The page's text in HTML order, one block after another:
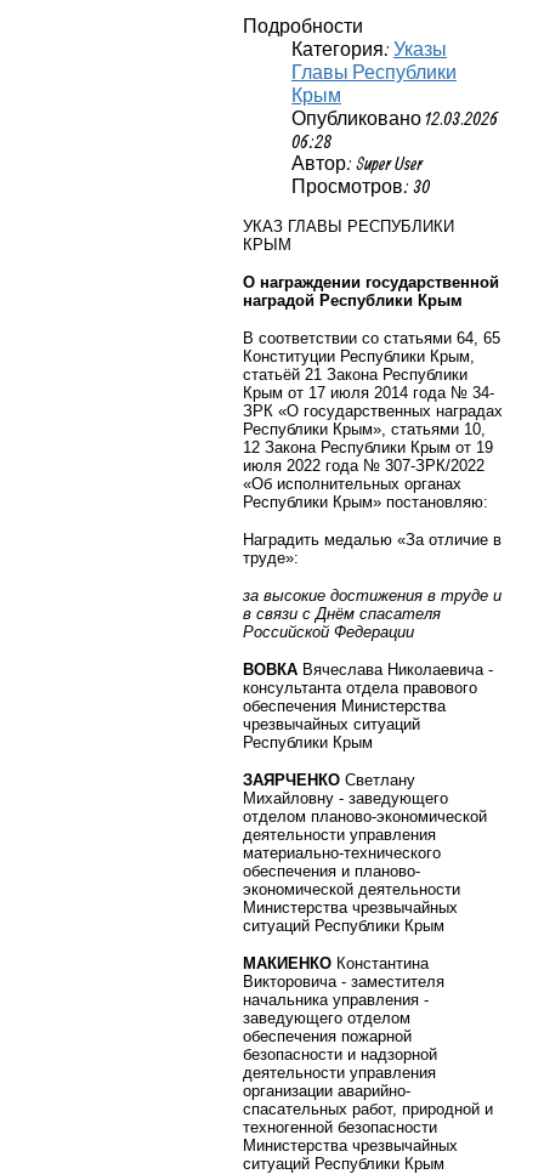
Подробности
Категория: Указы
Главы Республики
Крым
Опубликовано 12.03.2026
06:28
Автор: Super User
Просмотров: 30
УКАЗ ГЛАВЫ РЕСПУБЛИКИ
КРЫМ
О награждении государственной
наградой Республики Крым
В соответствии со статьями 64, 65
Конституции Республики Крым,
статьёй 21 Закона Республики
Крым от 17 июля 2014 года № 34-
ЗРК «О государственных наградах
Республики Крым», статьями 10,
12 Закона Республики Крым от 19
июля 2022 года № 307-ЗРК/2022
«Об исполнительных органах
Республики Крым» постановляю:
Наградить медалью «За отличие в
труде»:
за высокие достижения в труде и
в связи с Днём спасателя
Российской Федерации
ВОВКА Вячеслава Николаевича -
консультанта отдела правового
обеспечения Министерства
чрезвычайных ситуаций
Республики Крым
ЗАЯРЧЕНКО Светлану
Михайловну - заведующего
отделом планово-экономической
деятельности управления
материально-технического
обеспечения и планово-
экономической деятельности
Министерства чрезвычайных
ситуаций Республики Крым
МАКИЕНКО Константина
Викторовича - заместителя
начальника управления -
заведующего отделом
обеспечения пожарной
безопасности и надзорной
деятельности управления
организации аварийно-
спасательных работ, природной и
техногенной безопасности
Министерства чрезвычайных
ситуаций Республики Крым